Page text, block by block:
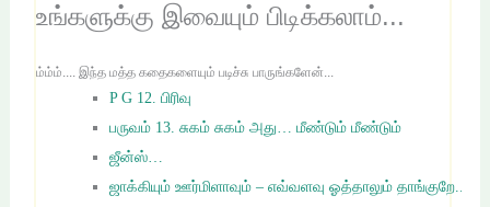
உங்களுக்கு இவையும் பிடிக்கலாம்...
ம்ம்ம்.... இந்த மத்த கதைகளையும் படிச்சு பாருங்களேன்...
P G 12. பிரிவு
பருவம் 13. சுகம் சுகம் அது… மீண்டும் மீண்டும்
ஜீன்ஸ்…
ஜாக்கியும் ஊர்மிளாவும் – எவ்வளவு ஓத்தாலும் தாங்குறே..